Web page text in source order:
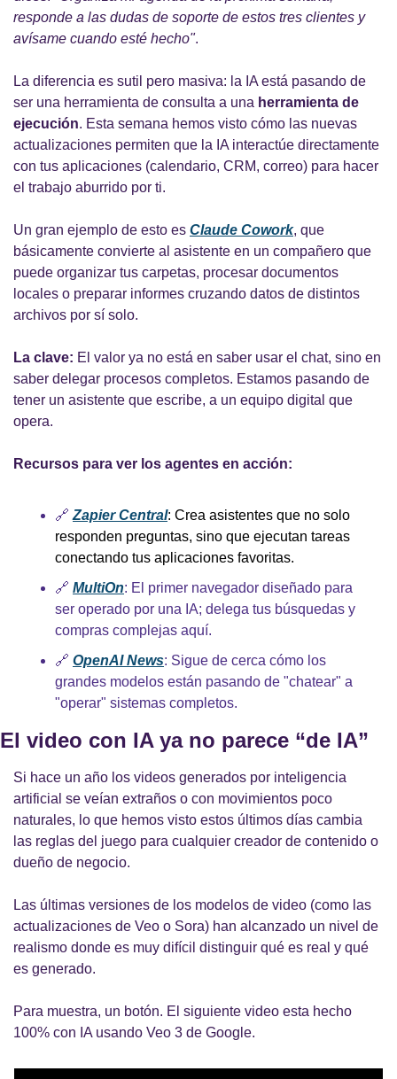
responde a las dudas de soporte de estos tres clientes y
avísame cuando esté hecho".
La diferencia es sutil pero masiva: la IA está pasando de
ser una herramienta de consulta a una herramienta de
ejecución. Esta semana hemos visto cómo las nuevas
actualizaciones permiten que la IA interactúe directamente
con tus aplicaciones (calendario, CRM, correo) para hacer
el trabajo aburrido por ti.
Un gran ejemplo de esto es Claude Cowork, que
básicamente convierte al asistente en un compañero que
puede organizar tus carpetas, procesar documentos
locales o preparar informes cruzando datos de distintos
archivos por sí solo.
La clave: El valor ya no está en saber usar el chat, sino en
saber delegar procesos completos. Estamos pasando de
tener un asistente que escribe, a un equipo digital que
opera.
Recursos para ver los agentes en acción:
🔗 Zapier Central: Crea asistentes que no solo
responden preguntas, sino que ejecutan tareas
conectando tus aplicaciones favoritas.
🔗 MultiOn: El primer navegador diseñado para
ser operado por una IA; delega tus búsquedas y
compras complejas aquí.
🔗 OpenAI News: Sigue de cerca cómo los
grandes modelos están pasando de "chatear" a
"operar" sistemas completos.
El video con IA ya no parece “de IA”
Si hace un año los videos generados por inteligencia
artificial se veían extraños o con movimientos poco
naturales, lo que hemos visto estos últimos días cambia
las reglas del juego para cualquier creador de contenido o
dueño de negocio.
Las últimas versiones de los modelos de video (como las
actualizaciones de Veo o Sora) han alcanzado un nivel de
realismo donde es muy difícil distinguir qué es real y qué
es generado.
Para muestra, un botón. El siguiente video esta hecho
100% con IA usando Veo 3 de Google.